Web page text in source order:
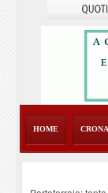
HOME